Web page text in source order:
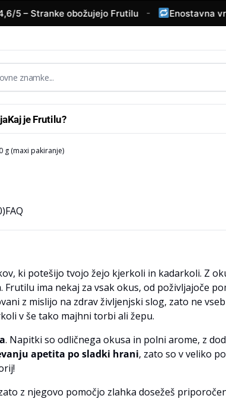
– Stranke obožujejo Frutilu - Enostavna
Kaj je Frutilu?
g (maxi pakiranje)
FAQ
ki potešijo tvojo žejo kjerkoli in kadarkoli. Z
ima nekaj za vsak okus, od poživljajoče
z mislijo na zdrav življenjski slog, zato ne
v še tako majhni torbi ali žepu.
. Napitki so odličnega okusa in polni arome, z
apetita po sladki hrani, zato so v veliko
z njegovo pomočjo zlahka dosežeš